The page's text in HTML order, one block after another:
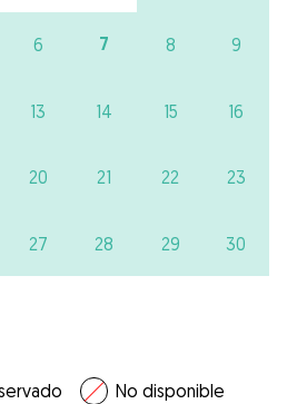
6 7 8 9
13 14 15 16
20 21 22 23
27 28 29 30
No disponible